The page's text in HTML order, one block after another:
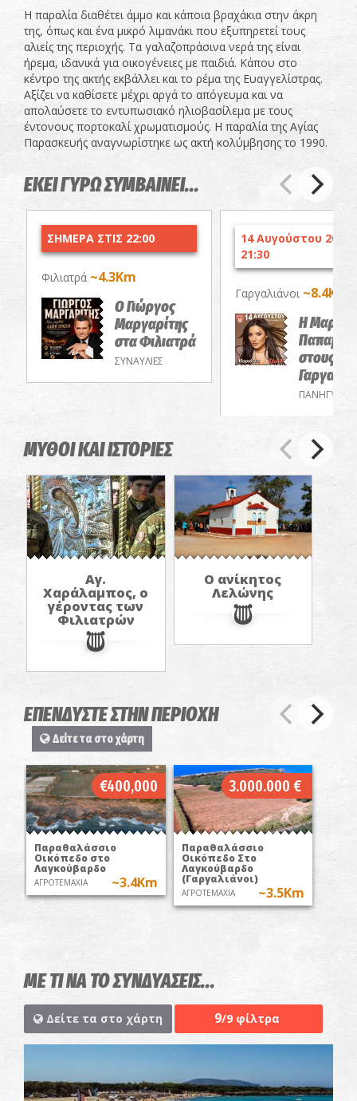
Η παραλία διαθέτει άμμο και κάποια βραχάκια στην άκρη
της, όπως και ένα μικρό λιμανάκι που εξυπηρετεί τους
αλιείς της περιοχής. Τα γαλαζοπράσινα νερά της είναι
ήρεμα, ιδανικά για οικογένειες με παιδιά. Κάπου στο
κέντρο της ακτής εκβάλλει και το ρέμα της Ευαγγελίστρας.
Αξίζει να καθίσετε μέχρι αργά το απόγευμα και να
απολαύσετε το εντυπωσιακό ηλιοβασίλεμα με τους
έντονους πορτοκαλί χρωματισμούς. Η παραλία της Αγίας
Παρασκευής αναγνωρίστηκε ως ακτή κολύμβησης το 1990.
ΕΚΕΙ ΓΥΡΩ ΣΥΜΒΑΙΝΕΙ...
ΣΗΜΕΡΑ ΣΤΙΣ 22:00
Φιλιατρά ~4.3Km
Ο Γιώργος
Μαργαρίτης
στα Φιλιατρά
ΣΥΝΑΥΛΙΕΣ
14 Αυγούστου 2026
21:30
Γαργαλιάνοι ~8.4Km
Η
στους
ΠΑΝΗΓΥΡΙΑ
ΜΥΘΟΙ ΚΑΙ ΙΣΤΟΡΙΕΣ
Αγ.
Χαράλαμπος, ο
γέροντας των
Φιλιατρών
Ο ανίκητος
Λελώνης
ΕΠΕΝΔΥΣΤΕ ΣΤΗΝ ΠΕΡΙΟΧΗ
Δείτε τα στο χάρτη
€400,000
Παραθαλάσσιο
Οικόπεδο στο
Λαγκούβαρδο
ΑΓΡΟΤΕΜΑΧΙΑ ~3.4Km
3.000.000 €
Παραθαλάσσιο
Οικόπεδο Στο
Λαγκούβαρδο
(Γαργαλιάνοι)
ΑΓΡΟΤΕΜΑΧΙΑ ~3.5Km
ΜΕ ΤΙ ΝΑ ΤΟ ΣΥΝΔΥΑΣΕΙΣ...
Δείτε τα στο χάρτη 9/9 φίλτρα